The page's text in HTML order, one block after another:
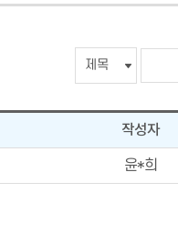
색
입
력
작성자
윤*희